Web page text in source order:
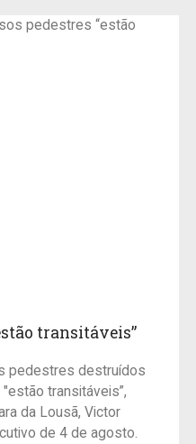
transitáveis”
pedestres destruídos
transitáveis”,
da Lousã, Victor
de 4 de agosto.